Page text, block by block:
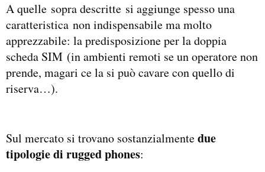
A quelle sopra descritte si aggiunge spesso una
caratteristica non indispensabile ma molto
apprezzabile: la predisposizione per la doppia
scheda SIM (in ambienti remoti se un operatore non
prende, magari ce la si può cavare con quello di
riserva…).
Sul mercato si trovano sostanzialmentedue
tipologie di rugged phones: